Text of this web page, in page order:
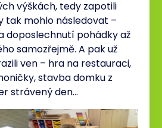
výškách, tedy zapotili
tak mohlo následovat –
doposlechnutí pohádky až
samozřejmě. A pak už
ven – hra na restauraci,
stavba domku z
strávený den…